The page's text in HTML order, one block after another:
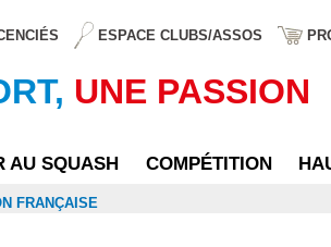
ESPACE CLUBS/ASSOS
UNE PASSION
AU SQUASH COMPÉTITION
FRANÇAISE